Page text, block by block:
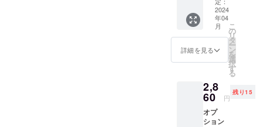
そこに差別
はなく、私
が「これが
う愛で溢れ
ています。
便利は生活
送料0
円) 【自
然故障
による
6ヶ月間
保証】
PSE
（その
他法定
表示を
含む）
表示済
2024
年04
月
詳細を見る
こ
の
リ
タ
ー
ン
を
選
択
す
る
2,8
60 円
残り15
オプ
ション